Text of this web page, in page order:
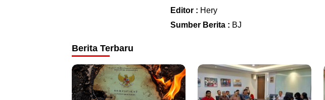
Editor : Hery
Sumber Berita : BJ
Berita Terbaru